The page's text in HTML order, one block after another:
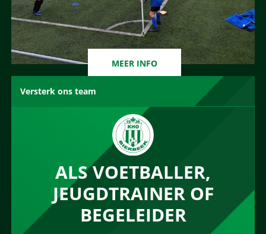
MEER INFO
Versterk ons team
ALS VOETBALLER,
JEUGDTRAINER OF
BEGELEIDER